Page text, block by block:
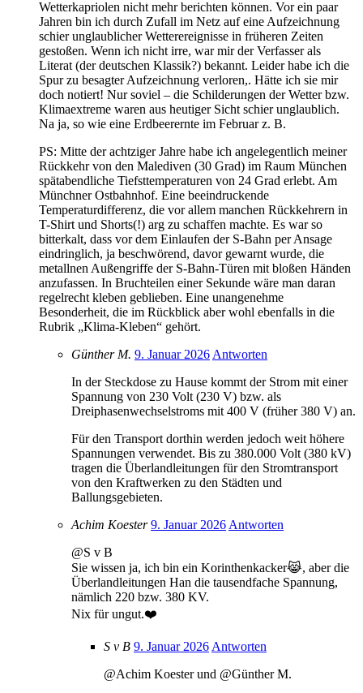
Wetterkapriolen nicht mehr berichten können. Vor ein paar
Jahren bin ich durch Zufall im Netz auf eine Aufzeichnung
schier unglaublicher Wetterereignisse in früheren Zeiten
gestoßen. Wenn ich nicht irre, war mir der Verfasser als
Literat (der deutschen Klassik?) bekannt. Leider habe ich die
Spur zu besagter Aufzeichnung verloren,. Hätte ich sie mir
doch notiert! Nur soviel – die Schilderungen der Wetter bzw.
Klimaextreme waren aus heutiger Sicht schier unglaublich.
Na ja, so wie eine Erdbeerernte im Februar z. B.
PS: Mitte der achtziger Jahre habe ich angelegentlich meiner
Rückkehr von den Malediven (30 Grad) im Raum München
spätabendliche Tiefsttemperaturen von 24 Grad erlebt. Am
Münchner Ostbahnhof. Eine beeindruckende
Temperaturdifferenz, die vor allem manchen Rückkehrern in
T-Shirt und Shorts(!) arg zu schaffen machte. Es war so
bitterkalt, dass vor dem Einlaufen der S-Bahn per Ansage
eindringlich, ja beschwörend, davor gewarnt wurde, die
metallnen Außengriffe der S-Bahn-Türen mit bloßen Händen
anzufassen. In Bruchteilen einer Sekunde wäre man daran
regelrecht kleben geblieben. Eine unangenehme
Besonderheit, die im Rückblick aber wohl ebenfalls in die
Rubrik „Klima-Kleben“ gehört.
Günther M. 9. Januar 2026 Antworten
In der Steckdose zu Hause kommt der Strom mit einer
Spannung von 230 Volt (230 V) bzw. als
Dreiphasenwechselstroms mit 400 V (früher 380 V) an.
Für den Transport dorthin werden jedoch weit höhere
Spannungen verwendet. Bis zu 380.000 Volt (380 kV)
tragen die Überlandleitungen für den Stromtransport
von den Kraftwerken zu den Städten und
Ballungsgebieten.
Achim Koester 9. Januar 2026 Antworten
@S v B
Sie wissen ja, ich bin ein Korinthenkacker😹, aber die
Überlandleitungen Han die tausendfache Spannung,
nämlich 220 bzw. 380 KV.
Nix für ungut.❤️
S v B 9. Januar 2026 Antworten
@Achim Koester und @Günther M.